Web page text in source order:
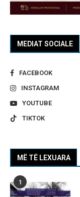
MEDIAT SOCIALE
FACEBOOK
INSTAGRAM
YOUTUBE
TIKTOK
MË TË LEXUARA
1